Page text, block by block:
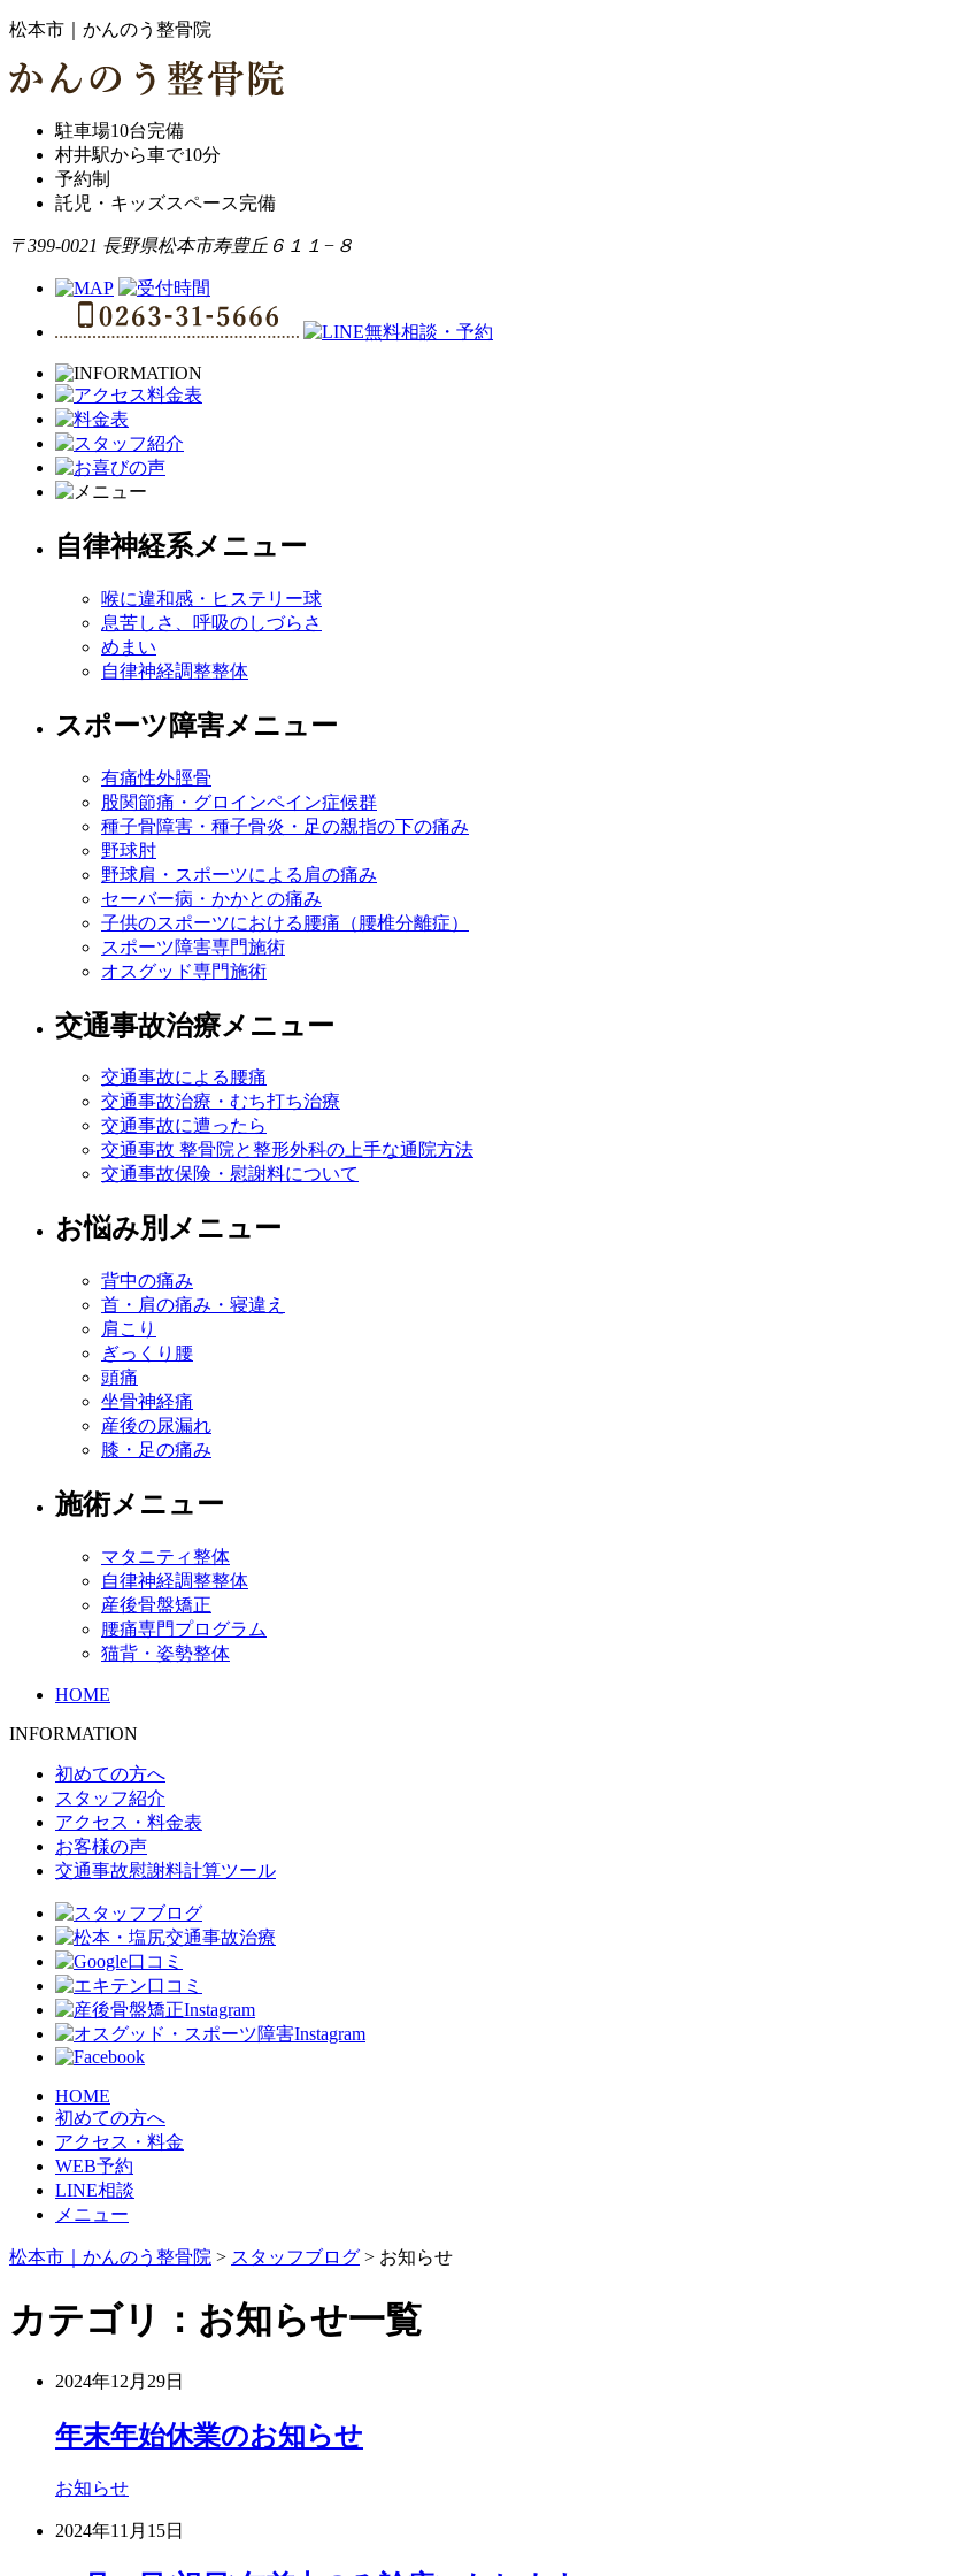
松本市｜かんのう整骨院
駐車場10台完備
村井駅から車で10分
予約制
託児・キッズスペース完備
〒399-0021 長野県松本市寿豊丘６１１−８
自律神経系メニュー
喉に違和感・ヒステリー球
息苦しさ、呼吸のしづらさ
めまい
自律神経調整整体
スポーツ障害メニュー
有痛性外脛骨
股関節痛・グロインペイン症候群
種子骨障害・種子骨炎・足の親指の下の痛み
野球肘
野球肩・スポーツによる肩の痛み
セーバー病・かかとの痛み
子供のスポーツにおける腰痛（腰椎分離症）
スポーツ障害専門施術
オスグッド専門施術
交通事故治療メニュー
交通事故による腰痛
交通事故治療・むち打ち治療
交通事故に遭ったら
交通事故 整骨院と整形外科の上手な通院方法
交通事故保険・慰謝料について
お悩み別メニュー
背中の痛み
首・肩の痛み・寝違え
肩こり
ぎっくり腰
頭痛
坐骨神経痛
産後の尿漏れ
膝・足の痛み
施術メニュー
マタニティ整体
自律神経調整整体
産後骨盤矯正
腰痛専門プログラム
猫背・姿勢整体
HOME
INFORMATION
初めての方へ
スタッフ紹介
アクセス・料金表
お客様の声
交通事故慰謝料計算ツール
HOME
初めての方へ
アクセス・料金
WEB予約
LINE相談
メニュー
松本市｜かんのう整骨院 > スタッフブログ > お知らせ
カテゴリ：お知らせ一覧
2024年12月29日
年末年始休業のお知らせ
お知らせ
2024年11月15日